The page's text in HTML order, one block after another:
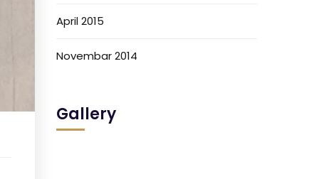
April 2015
Novembar 2014
Gallery